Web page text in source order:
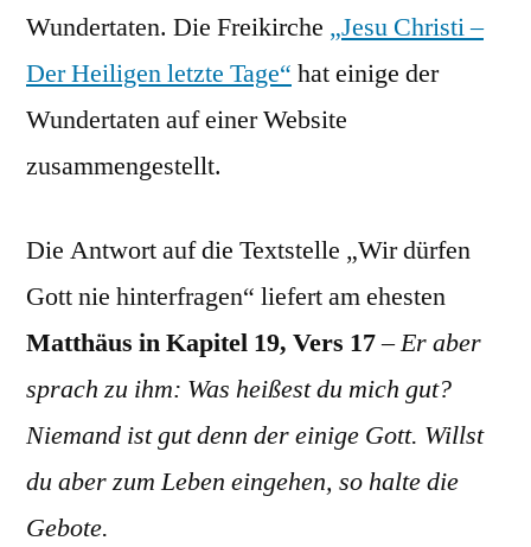
Wundertaten. Die Freikirche „Jesu Christi –
Der Heiligen letzte Tage“ hat einige der
Wundertaten auf einer Website
zusammengestellt.
Die Antwort auf die Textstelle „Wir dürfen
Gott nie hinterfragen“ liefert am ehesten
Matthäus in Kapitel 19, Vers 17–Er aber
sprach zu ihm: Was heißest du mich gut?
Niemand ist gut denn der einige Gott. Willst
du aber zum Leben eingehen, so halte die
Gebote.